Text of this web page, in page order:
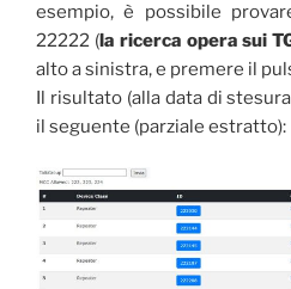
esempio, è possibile
22222 (la ricerca opera sui
alto a sinistra, e premere il
Il risultato (alla data di
il seguente (parziale estratto):